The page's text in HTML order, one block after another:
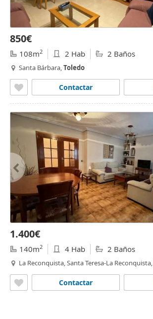
850€
108m2 2 Hab 2 Baños
Santa Bárbara,Toledo
Contactar
1.400€
140m2 4 Hab 2 Baños
La Reconquista, Santa Teresa-La Reconquista,
Contactar